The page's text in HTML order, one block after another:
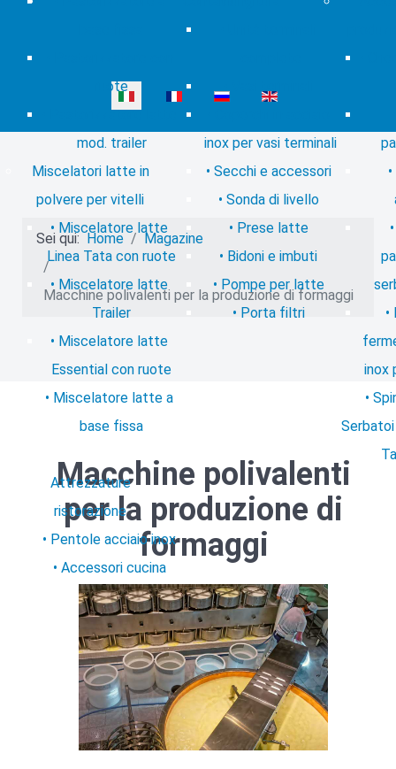
ruote
Pastorizzatore latte
mod. trailer
Miscelatori latte in
polvere per vitelli
Miscelatore latte
Linea Tata con ruote
Miscelatore latte
Trailer
Miscelatore latte
Essential con ruote
Miscelatore latte a
base fissa
inox per vasi terminali
Secchi e accessori
Sonda di livello
Prese latte
Bidoni e imbuti
Pompe per latte
Porta filtri
inox
Attrezzature
ristorazione
Pentole acciaio inox
Accessori cucina
Seleziona la tua lingua
Sei qui:Home Magazine
Macchine polivalenti per la produzione di formaggi
Macchine polivalenti
per la produzione di
formaggi